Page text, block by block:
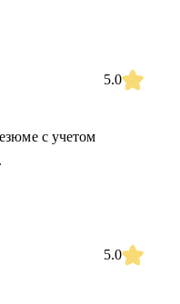
5.0
с учетом
5.0